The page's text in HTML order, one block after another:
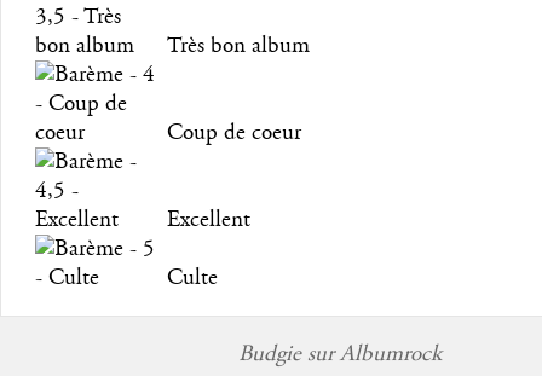
Très bon album
Coup de coeur
Excellent
Culte
Budgie sur Albumrock